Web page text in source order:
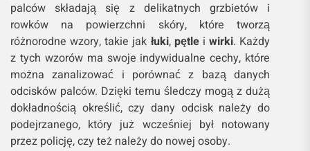
palców składają się z delikatnych grzbietów i
rowków na powierzchni skóry, które tworzą
różnorodne wzory, takie jak łuki, pętleiwirki. Każdy
z tych wzorów ma swoje indywidualne cechy, które
można zanalizować i porównać z bazą danych
odcisków palców. Dzięki temu śledczy mogą z dużą
dokładnością określić, czy dany odcisk należy do
podejrzanego, który już wcześniej był notowany
przez policję, czy też należy do nowej osoby.